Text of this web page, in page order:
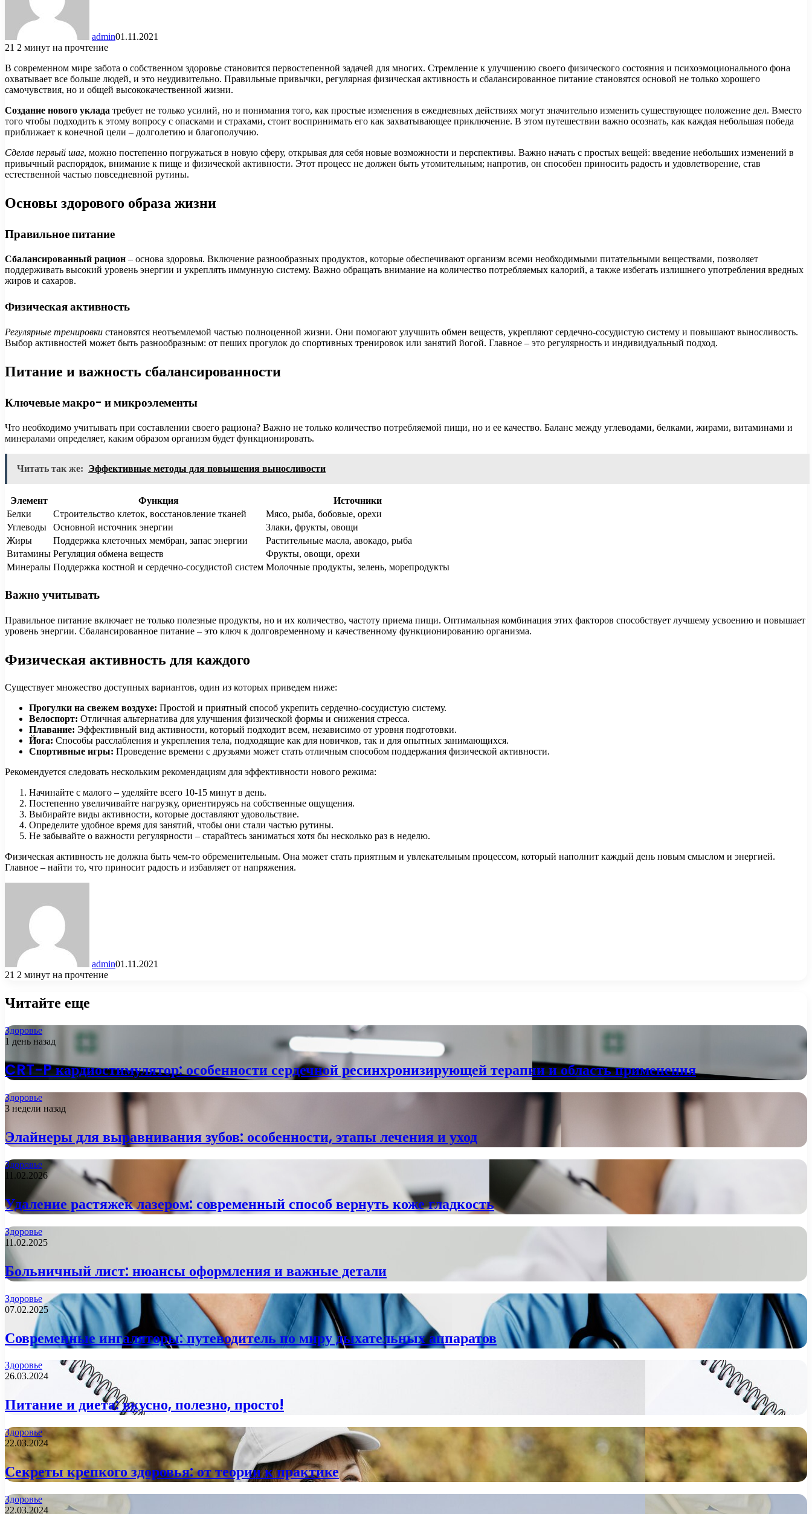
admin01.11.2021
21 2 минут на прочтение
В современном мире забота о собственном здоровье становится первостепенной задачей для многих. Стремление к улучшению своего физического состояния и психоэмоционального фона
охватывает все больше людей, и это неудивительно. Правильные привычки, регулярная физическая активность и сбалансированное питание становятся основой не только хорошего
самочувствия, но и общей высококачественной жизни.
Создание нового уклада требует не только усилий, но и понимания того, как простые изменения в ежедневных действиях могут значительно изменить существующее положение дел. Вместо
того чтобы подходить к этому вопросу с опасками и страхами, стоит воспринимать его как захватывающее приключение. В этом путешествии важно осознать, как каждая небольшая победа
приближает к конечной цели – долголетию и благополучию.
Сделав первый шаг, можно постепенно погружаться в новую сферу, открывая для себя новые возможности и перспективы. Важно начать с простых вещей: введение небольших изменений в
привычный распорядок, внимание к пище и физической активности. Этот процесс не должен быть утомительным; напротив, он способен приносить радость и удовлетворение, став
естественной частью повседневной рутины.
Основы здорового образа жизни
Правильное питание
Сбалансированный рацион – основа здоровья. Включение разнообразных продуктов, которые обеспечивают организм всеми необходимыми питательными веществами, позволяет
поддерживать высокий уровень энергии и укреплять иммунную систему. Важно обращать внимание на количество потребляемых калорий, а также избегать излишнего употребления вредных
жиров и сахаров.
Физическая активность
Регулярные тренировки становятся неотъемлемой частью полноценной жизни. Они помогают улучшить обмен веществ, укрепляют сердечно-сосудистую систему и повышают выносливость.
Выбор активностей может быть разнообразным: от пеших прогулок до спортивных тренировок или занятий йогой. Главное – это регулярность и индивидуальный подход.
Питание и важность сбалансированности
Ключевые макро- и микроэлементы
Что необходимо учитывать при составлении своего рациона? Важно не только количество потребляемой пищи, но и ее качество. Баланс между углеводами, белками, жирами, витаминами и
минералами определяет, каким образом организм будет функционировать.
Читать так же: Эффективные методы для повышения выносливости
Элемент Функция
Источники
Белки
Строительство клеток, восстановление тканей
Мясо, рыба, бобовые, орехи
Углеводы
Основной источник энергии
Злаки, фрукты, овощи
Жиры
Поддержка клеточных мембран, запас энергии
Растительные масла, авокадо, рыба
Витамины Регуляция обмена веществ
Фрукты, овощи, орехи
Минералы Поддержка костной и сердечно-сосудистой систем Молочные продукты, зелень, морепродукты
Важно учитывать
Правильное питание включает не только полезные продукты, но и их количество, частоту приема пищи. Оптимальная комбинация этих факторов способствует лучшему усвоению и повышает
уровень энергии. Сбалансированное питание – это ключ к долговременному и качественному функционированию организма.
Физическая активность для каждого
Существует множество доступных вариантов, один из которых приведем ниже:
Прогулки на свежем воздухе: Простой и приятный способ укрепить сердечно-сосудистую систему.
Велоспорт: Отличная альтернатива для улучшения физической формы и снижения стресса.
Плавание: Эффективный вид активности, который подходит всем, независимо от уровня подготовки.
Йога: Способы расслабления и укрепления тела, подходящие как для новичков, так и для опытных занимающихся.
Спортивные игры: Проведение времени с друзьями может стать отличным способом поддержания физической активности.
Рекомендуется следовать нескольким рекомендациям для эффективности нового режима:
Начинайте с малого – уделяйте всего 10-15 минут в день.
Постепенно увеличивайте нагрузку, ориентируясь на собственные ощущения.
Выбирайте виды активности, которые доставляют удовольствие.
Определите удобное время для занятий, чтобы они стали частью рутины.
Не забывайте о важности регулярности – старайтесь заниматься хотя бы несколько раз в неделю.
Физическая активность не должна быть чем-то обременительным. Она может стать приятным и увлекательным процессом, который наполнит каждый день новым смыслом и энергией.
Главное – найти то, что приносит радость и избавляет от напряжения.
admin01.11.2021
21 2 минут на прочтение
Читайте еще
Здоровье
1 день назад
CRT-P кардиостимулятор: особенности сердечной ресинхронизирующей терапии и область применения
Здоровье
3 недели назад
Элайнеры для выравнивания зубов: особенности, этапы лечения и уход
Здоровье
11.02.2026
Удаление растяжек лазером: современный способ вернуть коже гладкость
Здоровье
11.02.2025
Больничный лист: нюансы оформления и важные детали
Здоровье
07.02.2025
Современные ингаляторы: путеводитель по миру дыхательных аппаратов
Здоровье
26.03.2024
Питание и диета: вкусно, полезно, просто!
Здоровье
22.03.2024
Секреты крепкого здоровья: от теории к практике
Здоровье
22.03.2024